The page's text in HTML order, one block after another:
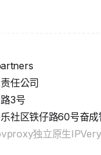
任公司
3号
社区铁仔路60号奋
独立原生IP